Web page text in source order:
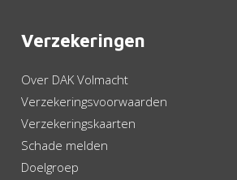
Verzekeringen
Over DAK Volmacht
Verzekeringsvoorwaarden
Verzekeringskaarten
Schade melden
Doelgroep